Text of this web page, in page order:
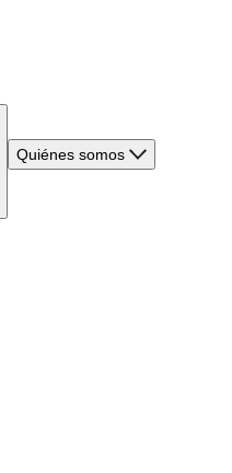
Quiénes somos